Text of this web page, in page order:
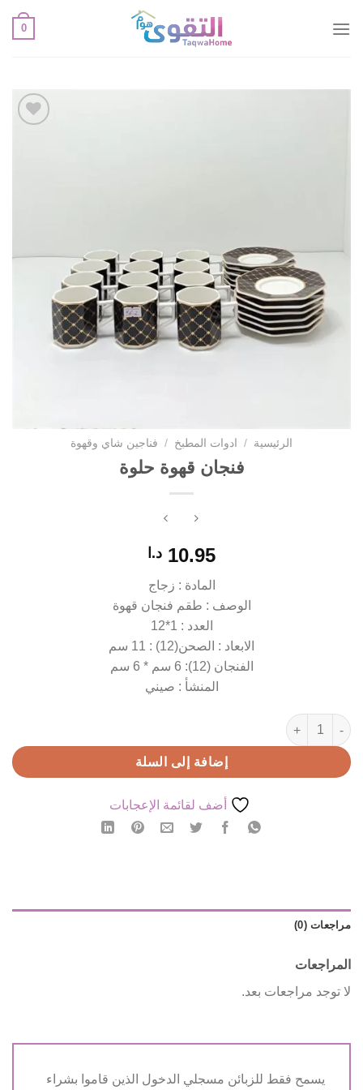
0
الرئيسية / ادوات المطبخ / فناجين شاي وقهوة
فنجان قهوة حلوة
10.95 د.ا
المادة : زجاج
الوصف : طقم فنجان قهوة
العدد : 1*12
الابعاد : الصحن(12) : 11 سم
الفنجان (12): 6 سم * 6 سم
المنشأ : صيني
كمية فنجان قهوة حلوة
إضافة إلى السلة
أضف لقائمة الإعجابات
مراجعات (0)
المراجعات
لا توجد مراجعات بعد.
يسمح فقط للزبائن مسجلي الدخول الذين قاموا بشراء